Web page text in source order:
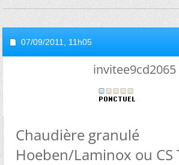
07/09/2011, 11h05
invitee9cd2065
Chaudière granulé
Hoeben/Laminox ou CS